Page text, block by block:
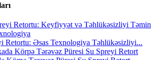
Retortu: Əsas Texnologiya Təhlükəsizliyi...